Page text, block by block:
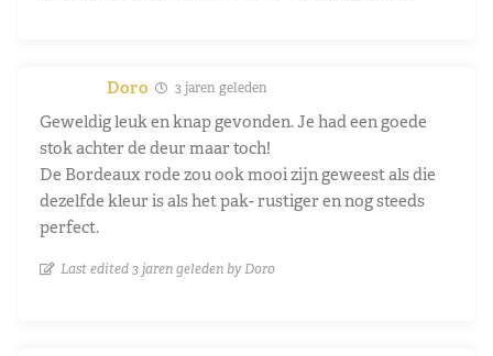
Doro 3 jaren geleden
Geweldig leuk en knap gevonden. Je had een goede
stok achter de deur maar toch!
De Bordeaux rode zou ook mooi zijn geweest als die
dezelfde kleur is als het pak- rustiger en nog steeds
perfect.
Last edited 3 jaren geleden by Doro